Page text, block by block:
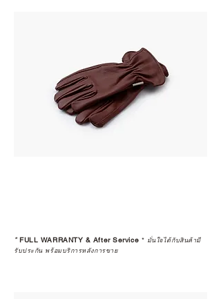
*FULL WARRANTY & After Service * มั่นใจได้กับสินค้ามี
รับประกัน พร้อมบริการหลังการขาย